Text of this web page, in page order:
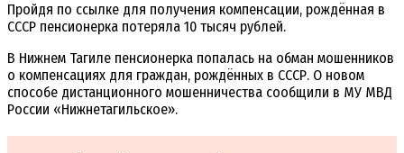
Пройдя по ссылке для получения компенсации, рождённая в
СССР пенсионерка потеряла 10 тысяч рублей.
В Нижнем Тагиле пенсионерка попалась на обман мошенников
о компенсациях для граждан, рождённых в СССР. О новом
способе дистанционного мошенничества сообщили в МУ МВД
России «Нижнетагильское».